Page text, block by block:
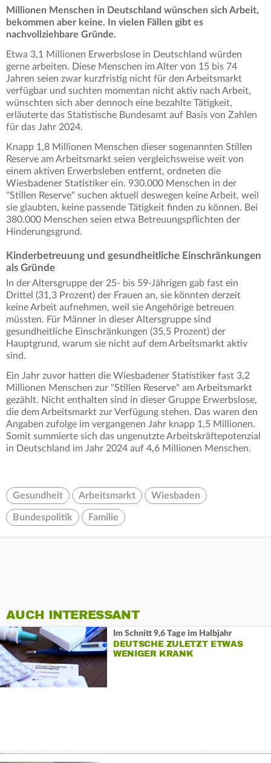
Millionen Menschen in Deutschland wünschen sich Arbeit,
bekommen aber keine. In vielen Fällen gibt es
nachvollziehbare Gründe.
Etwa 3,1 Millionen Erwerbslose in Deutschland würden
gerne arbeiten. Diese Menschen im Alter von 15 bis 74
Jahren seien zwar kurzfristig nicht für den Arbeitsmarkt
verfügbar und suchten momentan nicht aktiv nach Arbeit,
wünschten sich aber dennoch eine bezahlte Tätigkeit,
erläuterte das Statistische Bundesamt auf Basis von Zahlen
für das Jahr 2024.
Knapp 1,8 Millionen Menschen dieser sogenannten Stillen
Reserve am Arbeitsmarkt seien vergleichsweise weit von
einem aktiven Erwerbsleben entfernt, ordneten die
Wiesbadener Statistiker ein. 930.000 Menschen in der
"Stillen Reserve" suchen aktuell deswegen keine Arbeit, weil
sie glaubten, keine passende Tätigkeit finden zu können. Bei
380.000 Menschen seien etwa Betreuungspflichten der
Hinderungsgrund.
Kinderbetreuung und gesundheitliche Einschränkungen
als Gründe
In der Altersgruppe der 25- bis 59-Jährigen gab fast ein
Drittel (31,3 Prozent) der Frauen an, sie könnten derzeit
keine Arbeit aufnehmen, weil sie Angehörige betreuen
müssten. Für Männer in dieser Altersgruppe sind
gesundheitliche Einschränkungen (35,5 Prozent) der
Hauptgrund, warum sie nicht auf dem Arbeitsmarkt aktiv
sind.
Ein Jahr zuvor hatten die Wiesbadener Statistiker fast 3,2
Millionen Menschen zur "Stillen Reserve" am Arbeitsmarkt
gezählt. Nicht enthalten sind in dieser Gruppe Erwerbslose,
die dem Arbeitsmarkt zur Verfügung stehen. Das waren den
Angaben zufolge im vergangenen Jahr knapp 1,5 Millionen.
Somit summierte sich das ungenutzte Arbeitskräftepotenzial
in Deutschland im Jahr 2024 auf 4,6 Millionen Menschen.
Gesundheit Arbeitsmarkt Wiesbaden
Bundespolitik Familie
AUCH INTERESSANT
Im Schnitt 9,6 Tage im Halbjahr
DEUTSCHE ZULETZT ETWAS
WENIGER KRANK